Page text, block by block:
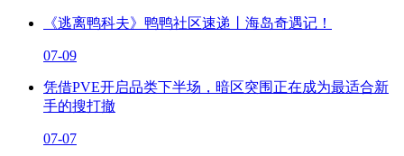
《逃离鸭科夫》鸭鸭社区速递丨海岛奇遇记！
07-09
凭借PVE开启品类下半场，暗区突围正在成为最适合新
手的搜打撤
07-07